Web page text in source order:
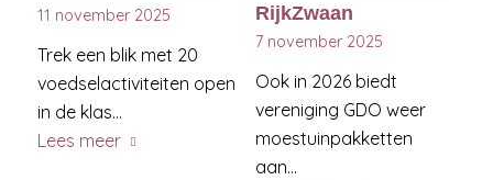
11 november 2025
Trek een blik met 20
voedselactiviteiten open
in de klas…
Lees meer
RijkZwaan
7 november 2025
Ook in 2026 biedt
vereniging GDO weer
moestuinpakketten
aan…